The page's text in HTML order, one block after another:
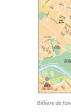
Billiere de